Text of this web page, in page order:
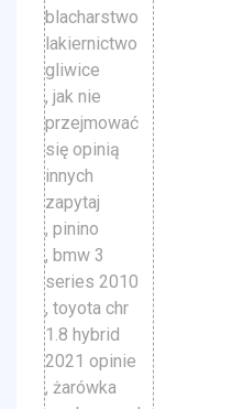
blacharstwo
lakiernictwo
gliwice
, jak nie
przejmować
się opinią
innych
zapytaj
, pinino
, bmw 3
series 2010
, toyota chr
1.8 hybrid
2021 opinie
, żarówka